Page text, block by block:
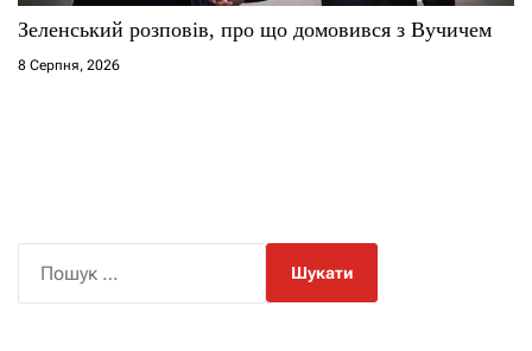
Зеленський розповів, про що домовився з Вучичем
8 Серпня, 2026